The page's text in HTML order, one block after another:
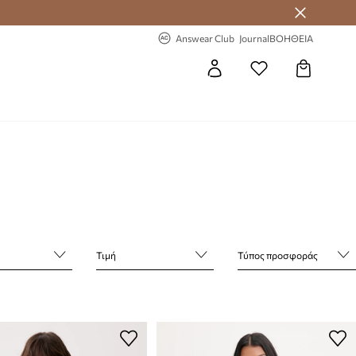
Club
Answear Club JournalΒΟΗΘΕΙΑ
Τιμή Τύπος προσφοράς